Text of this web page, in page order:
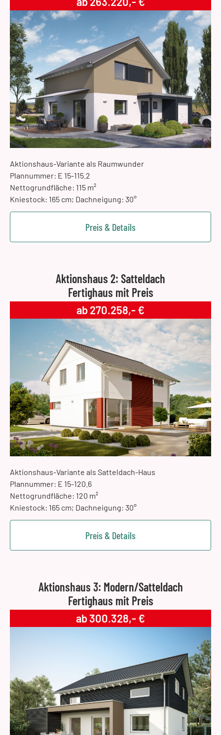
Aktionshaus-Variante als Raumwunder
Plannummer: E 15-115.2
Nettogrundfläche: 115 m²
Kniestock: 165 cm; Dachneigung: 30°
Preis & Details
Aktionshaus 2: Satteldach
Fertighaus mit Preis
ab 270.258,- €
Aktionshaus-Variante als Satteldach-Haus
Plannummer: E 15-120.6
Nettogrundfläche: 120 m²
Kniestock: 165 cm; Dachneigung: 30°
Preis & Details
Aktionshaus 3: Modern/Satteldach
Fertighaus mit Preis
ab 300.328,- €